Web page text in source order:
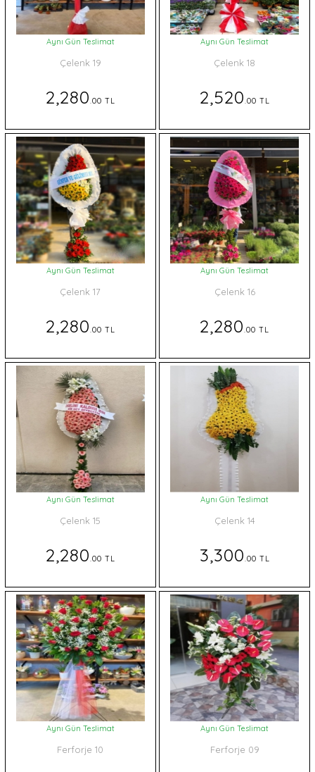
Aynı Gün Teslimat
Çelenk 19
2,280.00 TL
Aynı Gün Teslimat
Çelenk 18
2,520.00 TL
Aynı Gün Teslimat
Çelenk 17
2,280.00 TL
Aynı Gün Teslimat
Çelenk 16
2,280.00 TL
Aynı Gün Teslimat
Çelenk 15
2,280.00 TL
Aynı Gün Teslimat
Çelenk 14
3,300.00 TL
Aynı Gün Teslimat
Ferforje 10
Aynı Gün Teslimat
Ferforje 09